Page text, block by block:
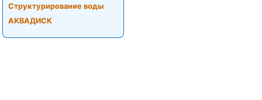
Структурирование воды
АКВАДИСК